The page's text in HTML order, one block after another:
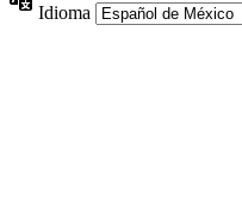
Idioma